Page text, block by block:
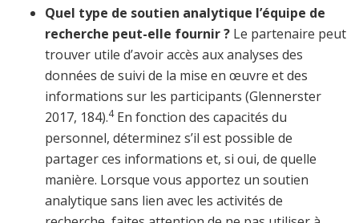
Quel type de soutien analytique l’équipe de
recherche peut-elle fournir ? Le partenaire peut
trouver utile d’avoir accès aux analyses des
données de suivi de la mise en œuvre et des
informations sur les participants (Glennerster
2017, 184).4En fonction des capacités du
personnel, déterminez s’il est possible de
partager ces informations et, si oui, de quelle
manière. Lorsque vous apportez un soutien
analytique sans lien avec les activités de